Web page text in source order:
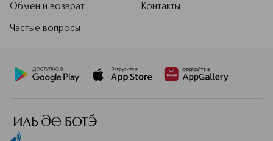
Обмен и возврат
Частые вопросы
Контакты